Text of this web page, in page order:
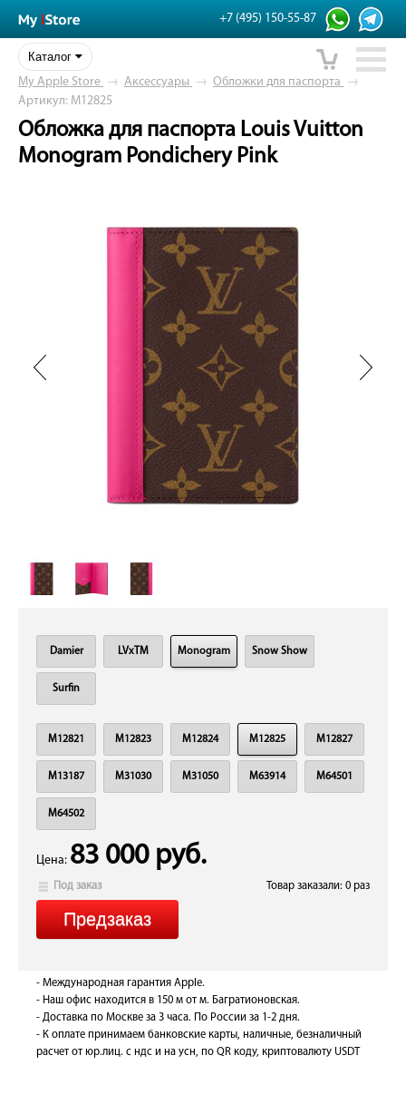
+7 (495) 150-55-87
Каталог
My Apple Store → Аксессуары → Обложки для паспорта →
Артикул: M12825
Обложка для паспорта Louis Vuitton
Monogram Pondichery Pink
Damier LVxTM Monogram Snow Show
Surfin
M12821 M12823 M12824 M12825 M12827
M13187 M31030 M31050 M63914 M64501
M64502
Цена: 83 000 руб.
Под заказ Товар заказали: 0 раз
- Международная гарантия Apple.
- Наш офис находится в 150 м от м. Багратионовская.
- Доставка по Москве за 3 часа. По России за 1-2 дня.
- К оплате принимаем банковские карты, наличные, безналичный
расчет от юр.лиц. с ндс и на усн, по QR коду, криптовалюту USDT